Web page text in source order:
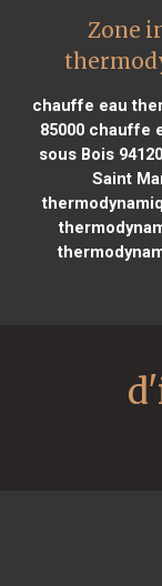
Zone
chauffe eau
85000 chauffe
sous Bois 94120
Saint